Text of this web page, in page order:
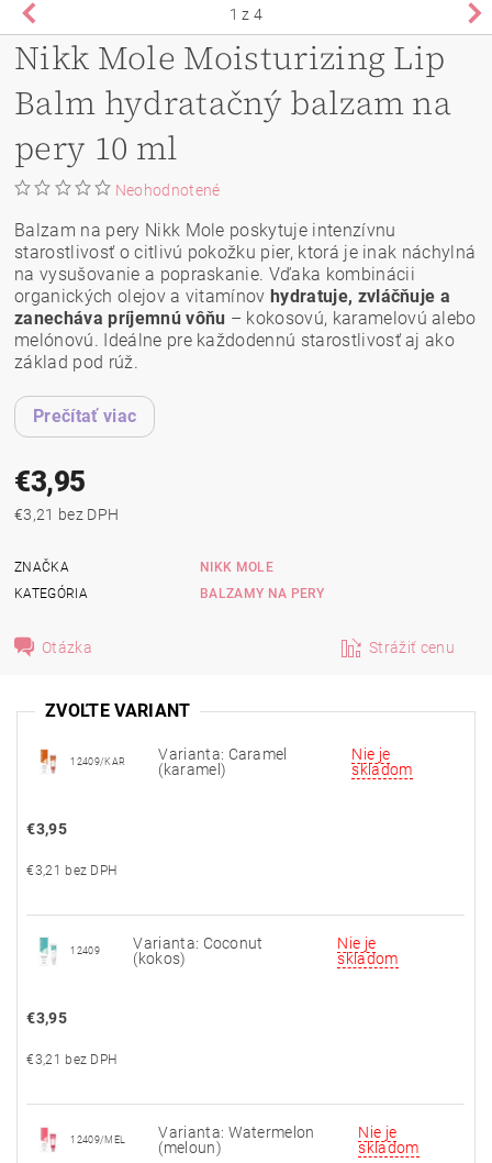
1 z 4
Nikk Mole Moisturizing Lip
Balm hydratačný balzam na
pery 10 ml
Neohodnotené
Balzam na pery Nikk Mole poskytuje intenzívnu
starostlivosť o citlivú pokožku pier, ktorá je inak náchylná
na vysušovanie a popraskanie. Vďaka kombinácii
organických olejov a vitamínovhydratuje, zvláčňuje a
zanecháva príjemnú vôňu – kokosovú, karamelovú alebo
melónovú. Ideálne pre každodennú starostlivosť aj ako
základ pod rúž.
Prečítať viac
€3,95
€3,21 bez DPH
ZNAČKA
NIKK MOLE
KATEGÓRIA
BALZAMY NA PERY
Otázka Strážiť cenu
ZVOĽTE VARIANT
12409/KAR
Varianta: Caramel
(karamel)
Nie je
skladom
€3,95
€3,21 bez DPH
12409
Varianta: Coconut
(kokos)
Nie je
skladom
€3,95
€3,21 bez DPH
12409/MEL
Varianta: Watermelon
(meloun)
Nie je
skladom